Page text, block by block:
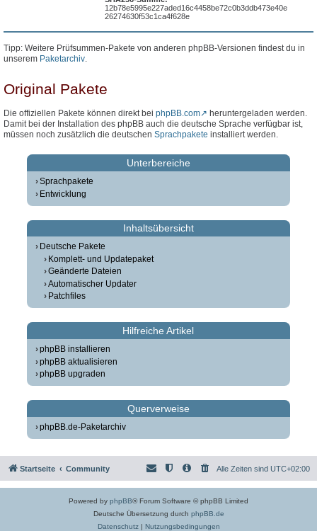
12b78e5995e227aded16c4458be72c0b3ddb473e40e
26274630f53c1ca4f628e
Tipp: Weitere Prüfsummen-Pakete von anderen phpBB-Versionen findest du in
unserem Paketarchiv.
Original Pakete
Die offiziellen Pakete können direkt bei phpBB.com
heruntergeladen werden.
Damit bei der Installation des phpBB auch die deutsche Sprache verfügbar ist,
müssen noch zusätzlich die deutschen Sprachpakete installiert werden.
Unterbereiche
Sprachpakete
Entwicklung
Inhaltsübersicht
Deutsche Pakete
Komplett- und Updatepaket
Geänderte Dateien
Automatischer Updater
Patchfiles
Hilfreiche Artikel
phpBB installieren
phpBB aktualisieren
phpBB upgraden
Querverweise
phpBB.de-Paketarchiv
Startseite Community Alle Zeiten sind UTC+02:00
Powered by phpBB® Forum Software © phpBB Limited
Deutsche Übersetzung durch phpBB.de
Datenschutz| Nutzungsbedingungen